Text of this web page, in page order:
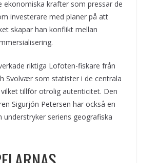
ekonomiska krafter som pressar de
investerare med planer på att
skapar han konflikt mellan
riktiga Lofoten-fiskare från
Svolvær som statister i de centrala
tillför otrolig autenticitet. Den
Sigurjón Petersen har också en
seriens geografiska